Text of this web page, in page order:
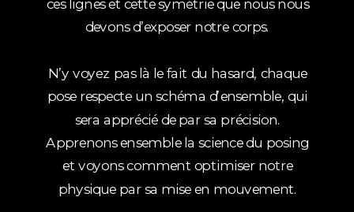
ces lignes et cette symétrie que nous nous
devons d’exposer notre corps.
N’y voyez pas là le fait du hasard, chaque
pose respecte un schéma d’ensemble, qui
sera apprécié de par sa précision.
Apprenons ensemble la science du posing
et voyons comment optimiser notre
physique par sa mise en mouvement.